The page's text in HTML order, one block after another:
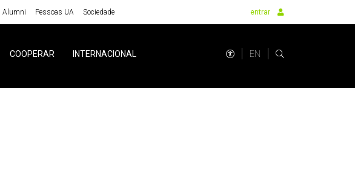
Alumni Pessoas UA Sociedade entrar
COOPERAR INTERNACIONAL EN